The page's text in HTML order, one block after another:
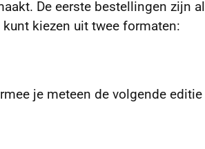
De eerste bestellingen zijn al
kiezen uit twee formaten:
je meteen de volgende editie